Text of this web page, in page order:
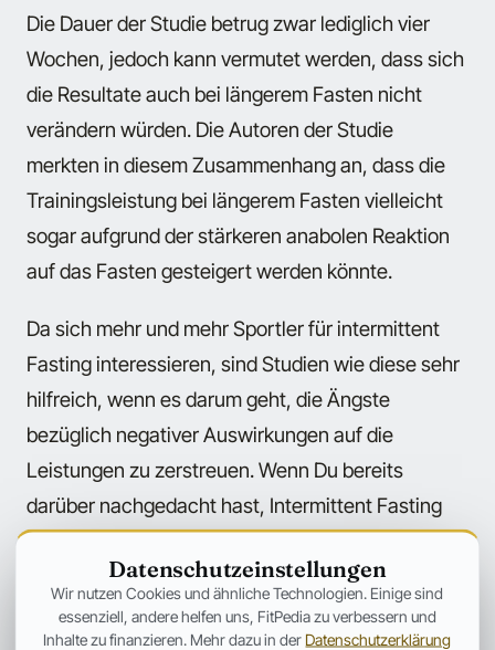
Die Dauer der Studie betrug zwar lediglich vier
Wochen, jedoch kann vermutet werden, dass sich
die Resultate auch bei längerem Fasten nicht
verändern würden. Die Autoren der Studie
merkten in diesem Zusammenhang an, dass die
Trainingsleistung bei längerem Fasten vielleicht
sogar aufgrund der stärkeren anabolen Reaktion
auf das Fasten gesteigert werden könnte.
Da sich mehr und mehr Sportler für intermittent
Fasting interessieren, sind Studien wie diese sehr
hilfreich, wenn es darum geht, die Ängste
bezüglich negativer Auswirkungen auf die
Leistungen zu zerstreuen. Wenn Du bereits
darüber nachgedacht hast, Intermittent Fasting
auszuprobieren, aber die Sorge um Deine
Leistungen ein Hindernis war, ist es jetzt an der
Zeit Intermittent Fasting eine Chance zu geben.
Datenschutzeinstellungen
Wir nutzen Cookies und ähnliche Technologien. Einige sind
essenziell, andere helfen uns, FitPedia zu verbessern und
Inhalte zu finanzieren. Mehr dazu in der Datenschutzerklärung